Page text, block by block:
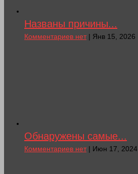
Названы причины...
Комментариев нет| Янв 15, 2026
Обнаружены самые...
Комментариев нет| Июн 17, 2024